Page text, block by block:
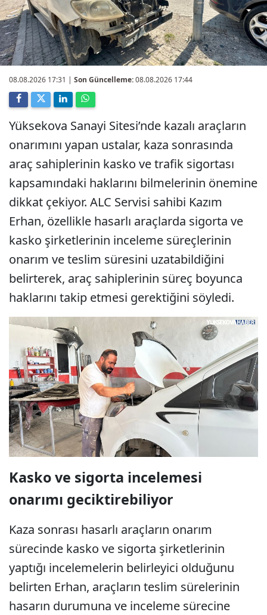
08.08.2026 17:31 | Son Güncelleme:08.08.2026 17:44
Yüksekova Sanayi Sitesi’nde kazalı araçların
onarımını yapan ustalar, kaza sonrasında
araç sahiplerinin kasko ve trafik sigortası
kapsamındaki haklarını bilmelerinin önemine
dikkat çekiyor. ALC Servisi sahibi Kazım
Erhan, özellikle hasarlı araçlarda sigorta ve
kasko şirketlerinin inceleme süreçlerinin
onarım ve teslim süresini uzatabildiğini
belirterek, araç sahiplerinin süreç boyunca
haklarını takip etmesi gerektiğini söyledi.
Kasko ve sigorta incelemesi
onarımı geciktirebiliyor
Kaza sonrası hasarlı araçların onarım
sürecinde kasko ve sigorta şirketlerinin
yaptığı incelemelerin belirleyici olduğunu
belirten Erhan, araçların teslim sürelerinin
hasarın durumuna ve inceleme sürecine